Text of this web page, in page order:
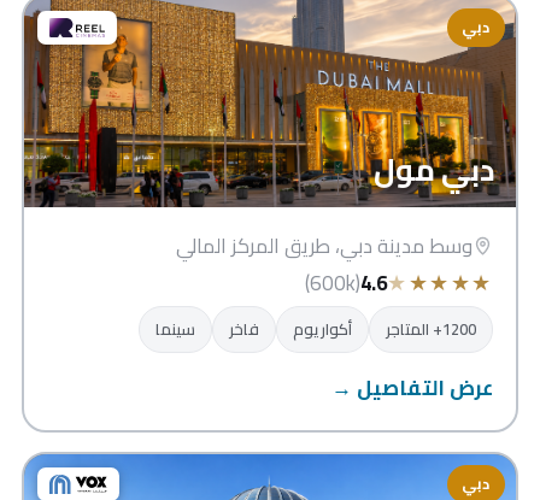
دبي
دبي مول
وسط مدينة دبي، طريق المركز المالي
★
★
★
★
★
4.6
(600k)
1200+ المتاجر أكواريوم فاخر سينما
عرض التفاصيل →
دبي